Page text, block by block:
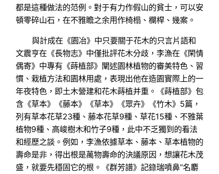
都是這種做法的范例。對于有力作假山的貧士，可以安
頓零碎山石，在不雅瞻之余用作椅榻、欄桿、幾案。
與計成在《園冶》中只要關于花木的只言片語和
文震亨在《長物志》中僅批評花木分歧，李漁在《閑情
偶寄》中專有《蒔植部》闡述園林植物的審美特色、習
慣、栽植方法和園林用處，表現出他在造園實際上的一
年夜特色，即土木營建和花木蒔植并重。《蒔植部》包
含《草本》《藤本》《草本》《眾卉》《竹木》5篇，
列有草本花草23種、藤本花草9種、草花15種、不雅葉
植物9種、高峻樹木和竹子9種，此中不乏獨到的看法
和經歷之談。例如，李漁依據草本、藤本、草本植物的
壽命是非，得出根是萬物壽命的決議原因，想讓花木茂
盛，就要先穩固它的根。《群芳譜》記錄瑞噴鼻“名麝